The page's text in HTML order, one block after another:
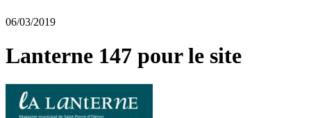
06/03/2019
Lanterne 147 pour le site